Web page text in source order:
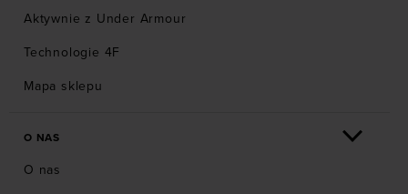
Aktywnie z Under Armour
Technologie 4F
Mapa sklepu
O NAS
O nas